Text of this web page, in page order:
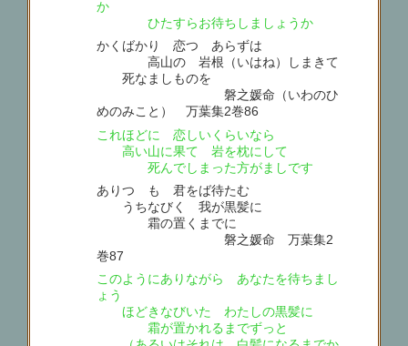
か
ひたすらお待ちしましょうか
かくばかり 恋つゝあらずは
高山の 岩根（いはね）しまきて
死なましものを
磐之媛命（いわのひ
めのみこと） 万葉集2巻86
これほどに 恋しいくらいなら
高い山に果て 岩を枕にして
死んでしまった方がましです
ありつゝも 君をば待たむ
うちなびく 我が黒髪に
霜の置くまでに
磐之媛命 万葉集2
巻87
このようにありながら あなたを待ちまし
ょう
ほどきなびいた わたしの黒髪に
霜が置かれるまでずっと